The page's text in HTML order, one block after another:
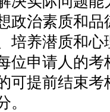
政治素质和品
培养潜质和
位申请人的考
可提前结束考
。